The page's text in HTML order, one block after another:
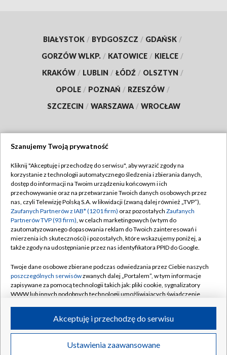
BIAŁYSTOK / BYDGOSZCZ / GDAŃSK /
GORZÓW WLKP. / KATOWICE / KIELCE /
KRAKÓW / LUBLIN / ŁÓDŹ / OLSZTYN /
OPOLE / POZNAŃ / RZESZÓW /
SZCZECIN / WARSZAWA / WROCŁAW
TVP
Abonament TVP
Emisja w TVP
Centrum informacji TVP
Naziemna Telewizja Cyfrowa
Rada Programowa
System NOS
Informacje o nadawcy
Program dla prasy
Regulamin TVP
Polityka prywatności
Moje zgody
Pomoc
Kontakt
Kanały
©2026 Telewizja Polska S.A. w likwidacji
Szanujemy Twoją prywatność
Kliknij "Akceptuję i przechodzę do serwisu", aby wyrazić zgody na
korzystanie z technologii automatycznego śledzenia i zbierania danych,
dostęp do informacji na Twoim urządzeniu końcowym i ich
przechowywanie oraz na przetwarzanie Twoich danych osobowych przez
nas, czyli Telewizję Polską S.A. w likwidacji (zwaną dalej również „TVP”),
Zaufanych Partnerów z IAB* (1201 firm) oraz pozostałych Zaufanych
Partnerów TVP (93 firm), w celach marketingowych (w tym do
zautomatyzowanego dopasowania reklam do Twoich zainteresowań i
mierzenia ich skuteczności) i pozostałych, które wskazujemy poniżej, a
także zgody na udostępnianie przez nas identyfikatora PPID do Google.
Twoje dane osobowe zbierane podczas odwiedzania przez Ciebie naszych
poszczególnych serwisówzwanych dalej „Portalem”, w tym informacje
zapisywane za pomocą technologii takich jak: pliki cookie, sygnalizatory
WWW lub innych podobnych technologii umożliwiających świadczenie
ruchu w Internecie.
Twoje dane osobowe zbierane podczas odwiedzania przez Ciebie
poszczególnych serwisówna Portalu, takie jak adresy IP, identyfikatory
Ustawienia zaawansowane
Akceptuję i przechodzę do serwisu